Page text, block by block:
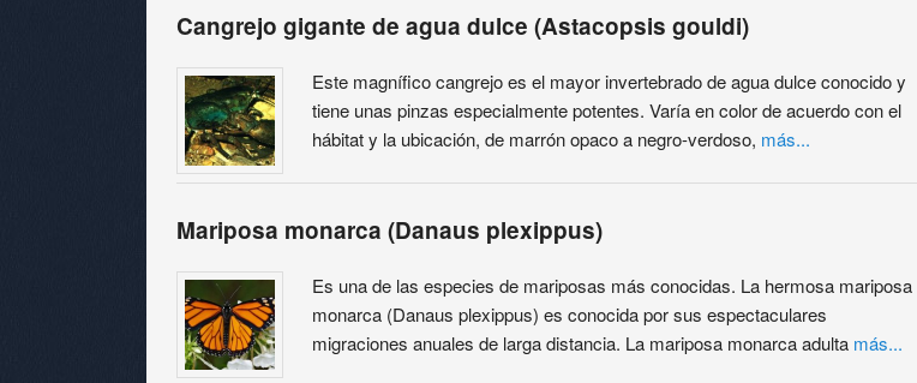
Cangrejo gigante de agua dulce (Astacopsis gouldi)
Este magnífico cangrejo es el mayor invertebrado de agua dulce conocido y
tiene unas pinzas especialmente potentes. Varía en color de acuerdo con el
hábitat y la ubicación, de marrón opaco a negro-verdoso, más...
Mariposa monarca (Danaus plexippus)
Es una de las especies de mariposas más conocidas. La hermosa mariposa
monarca (Danaus plexippus) es conocida por sus espectaculares
migraciones anuales de larga distancia. La mariposa monarca adulta más...